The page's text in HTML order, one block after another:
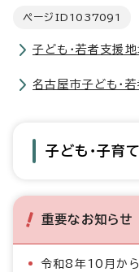
ページID 1037091
子ども・若者支援
名古屋市子ども・
子ども・子育
重要なお知らせ
令和8年10月から